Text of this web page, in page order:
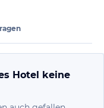
Hotel keine